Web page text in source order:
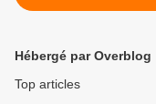
Hébergé par Overblog
Top articles